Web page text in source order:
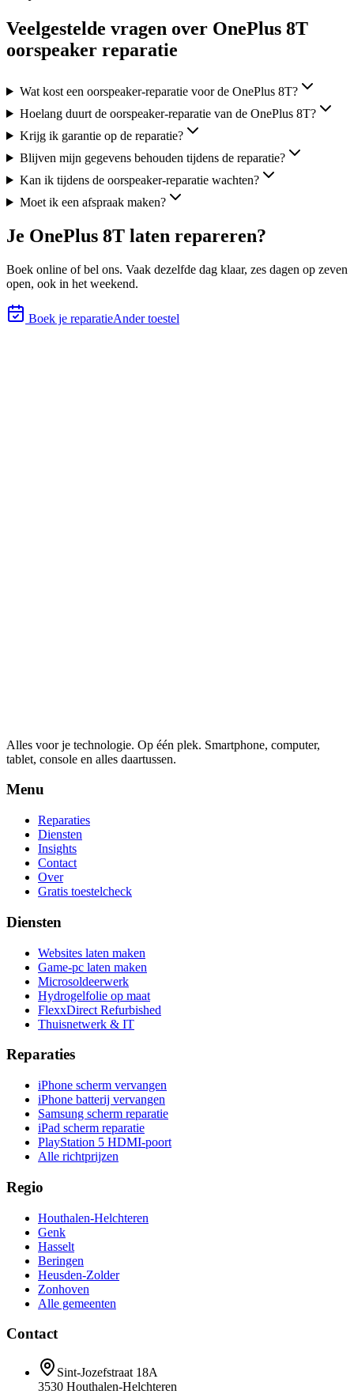
Veelgestelde vragen over OnePlus 8T
oorspeaker reparatie
Wat kost een oorspeaker-reparatie voor de OnePlus 8T?
Hoelang duurt de oorspeaker-reparatie van de OnePlus 8T?
Krijg ik garantie op de reparatie?
Blijven mijn gegevens behouden tijdens de reparatie?
Kan ik tijdens de oorspeaker-reparatie wachten?
Moet ik een afspraak maken?
Je OnePlus 8T laten repareren?
Boek online of bel ons. Vaak dezelfde dag klaar, zes dagen op zeven
open, ook in het weekend.
Boek je reparatieAnder toestel
Alles voor je technologie. Op één plek. Smartphone, computer,
tablet, console en alles daartussen.
Menu
Reparaties
Diensten
Insights
Contact
Over
Gratis toestelcheck
Diensten
Websites laten maken
Game-pc laten maken
Microsoldeerwerk
Hydrogelfolie op maat
FlexxDirect Refurbished
Thuisnetwerk & IT
Reparaties
iPhone scherm vervangen
iPhone batterij vervangen
Samsung scherm reparatie
iPad scherm reparatie
PlayStation 5 HDMI-poort
Alle richtprijzen
Regio
Houthalen-Helchteren
Genk
Hasselt
Beringen
Heusden-Zolder
Zonhoven
Alle gemeenten
Contact
Sint-Jozefstraat 18A
3530 Houthalen-Helchteren